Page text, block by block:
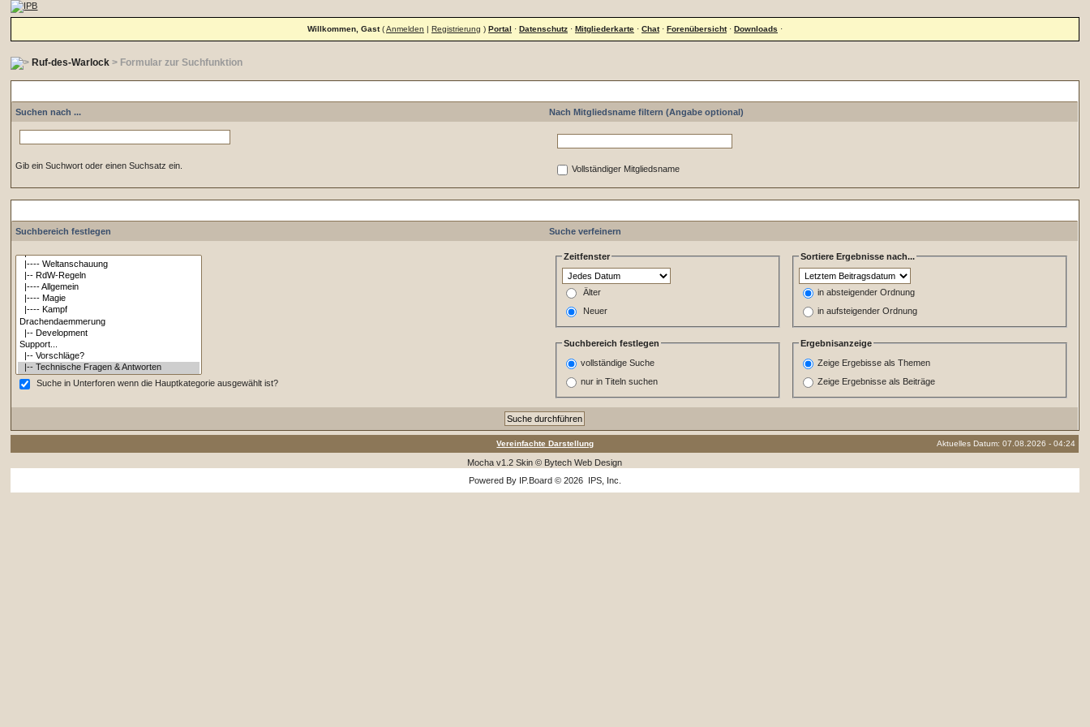
Willkommen, Gast(Anmelden | Registrierung ) Portal · Datenschutz· Mitgliederkarte· Chat· Forenübersicht· Downloads ·
Ruf-des-Warlock > Formular zur Suchfunktion
Suchen nach ... Nach Mitgliedsname filtern (Angabe optional)
Gib ein Suchwort oder einen Suchsatz ein. Vollständiger Mitgliedsname
Suchbereich festlegen Suche verfeinern
Suche in Unterforen wenn die Hauptkategorie ausgewählt ist?
Zeitfenster
Älter
Neuer
Sortiere Ergebnisse nach...
in absteigender Ordnung
in aufsteigender Ordnung
Suchbereich festlegen
vollständige Suche
nur in Titeln suchen
Ergebnisanzeige
Zeige Ergebisse als Themen
Zeige Ergebnisse als Beiträge
Vereinfachte Darstellung Aktuelles Datum: 07.08.2026 - 04:24
Mocha v1.2 Skin © Bytech Web Design
Powered By IP.Board© 2026 IPS, Inc